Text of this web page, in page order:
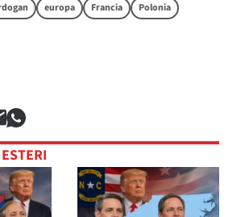
europa Francia
Polonia
ESTERI